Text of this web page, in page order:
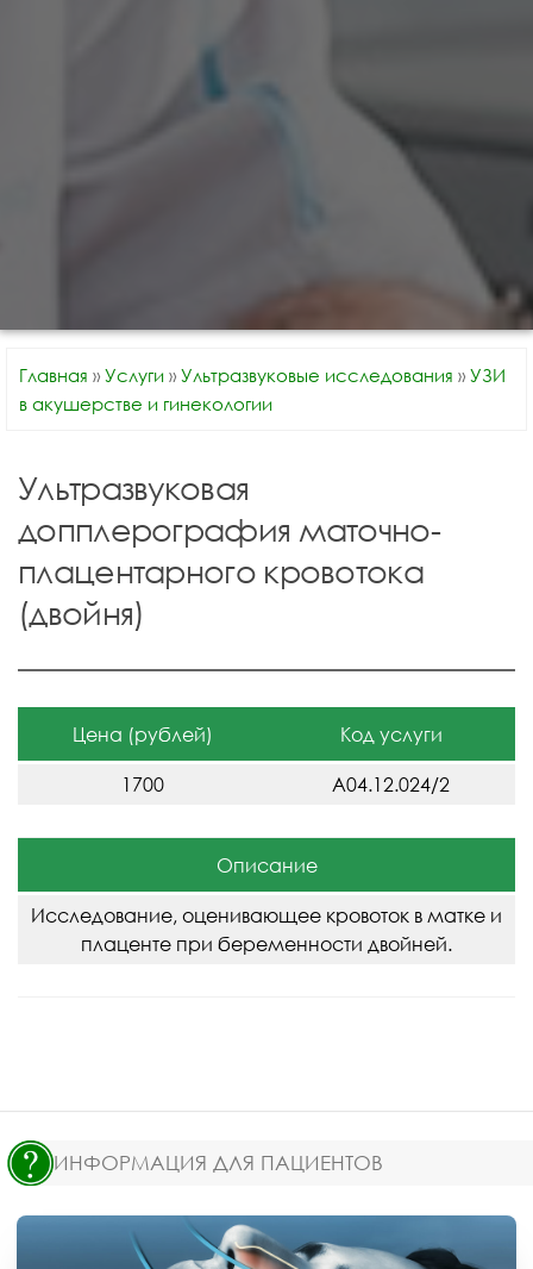
Главная » Услуги » Ультразвуковые исследования » УЗИ
в акушерстве и гинекологии
Ультразвуковая
допплерография маточно-
плацентарного кровотока
(двойня)
Цена (рублей) Код услуги
1700 A04.12.024/2
Описание
Исследование, оценивающее кровоток в матке и
плаценте при беременности двойней.
ИНФОРМАЦИЯ ДЛЯ ПАЦИЕНТОВ